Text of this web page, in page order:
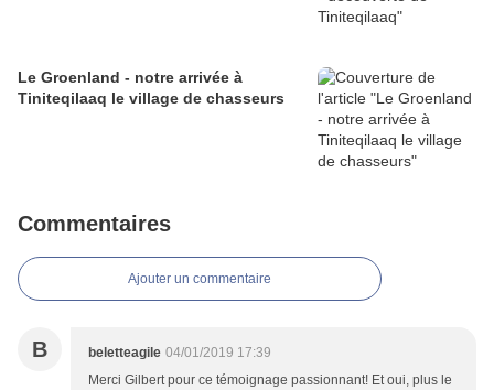
Le Groenland - notre arrivée à
Tiniteqilaaq le village de chasseurs
Commentaires
Ajouter un commentaire
B beletteagile 04/01/2019 17:39
Merci Gilbert pour ce témoignage passionnant! Et oui, plus le